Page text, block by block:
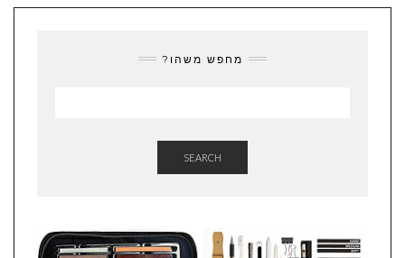
מחפש משהו?
SEARCH